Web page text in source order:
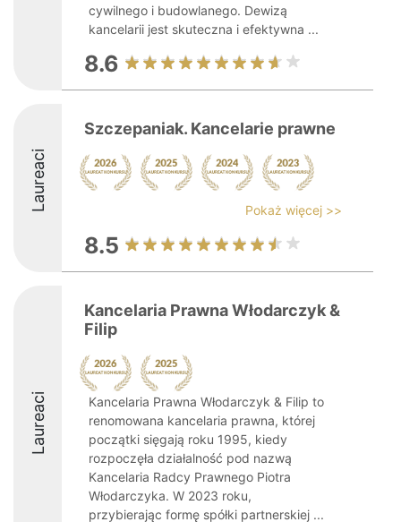
cywilnego i budowlanego. Dewizą
kancelarii jest skuteczna i efektywna ...
8.6
Laureaci
Szczepaniak. Kancelarie prawne
Pokaż więcej >>
8.5
Laureaci
Kancelaria Prawna Włodarczyk &
Filip
Kancelaria Prawna Włodarczyk & Filip to
renomowana kancelaria prawna, której
początki sięgają roku 1995, kiedy
rozpoczęła działalność pod nazwą
Kancelaria Radcy Prawnego Piotra
Włodarczyka. W 2023 roku,
przybierając formę spółki partnerskiej ...